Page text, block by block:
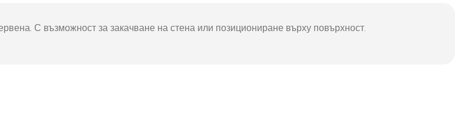
Фото пъзел 120
части
С възможност за закачване на стена или позициониране върху повърхност.